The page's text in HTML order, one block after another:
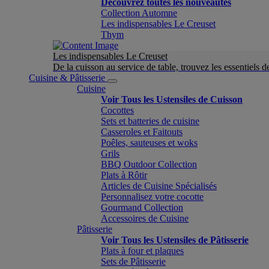
Découvrez toutes les nouveautés
Collection Automne
Les indispensables Le Creuset
Thym
Les indispensables Le Creuset
De la cuisson au service de table, trouvez les essentiels
Cuisine & Pâtisserie
Cuisine
Voir Tous les Ustensiles de Cuisson
Cocottes
Sets et batteries de cuisine
Casseroles et Faitouts
Poêles, sauteuses et woks
Grils
BBQ Outdoor Collection
Plats à Rôtir
Articles de Cuisine Spécialisés
Personnalisez votre cocotte
Gourmand Collection
Accessoires de Cuisine
Pâtisserie
Voir Tous les Ustensiles de Pâtisserie
Plats à four et plaques
Sets de Pâtisserie